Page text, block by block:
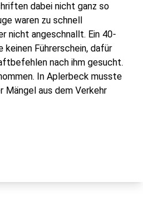
dabei nicht ganz so
waren zu schnell
nicht angeschnallt. Ein 40-
Führerschein, dafür
nach ihm gesucht.
In Aplerbeck musste
Mängel aus dem Verkehr